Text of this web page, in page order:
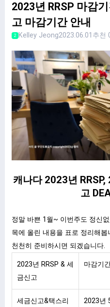
2023년 RRSP 마감
고 마감기간 안내
2 Kelley Jeong2023.06.01 추천
캐나다 2023년
고
정말 바쁜 1월~ 이번주도 정신
목에 올린 내용을 표로 정리해
천천히 준비하시면 되겠습니다.
2023년 RRSP & 세
금신고
마감기
세금신고&택스리
2023년